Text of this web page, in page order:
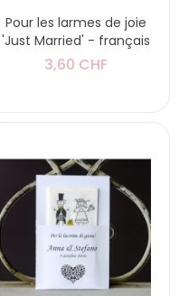
Pour les larmes de joie
'Just Married' - français
3,60 CHF